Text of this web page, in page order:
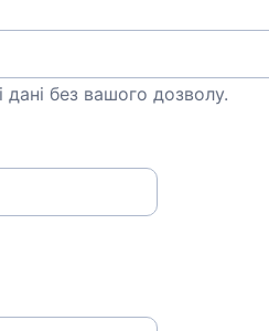
дані без вашого дозволу.